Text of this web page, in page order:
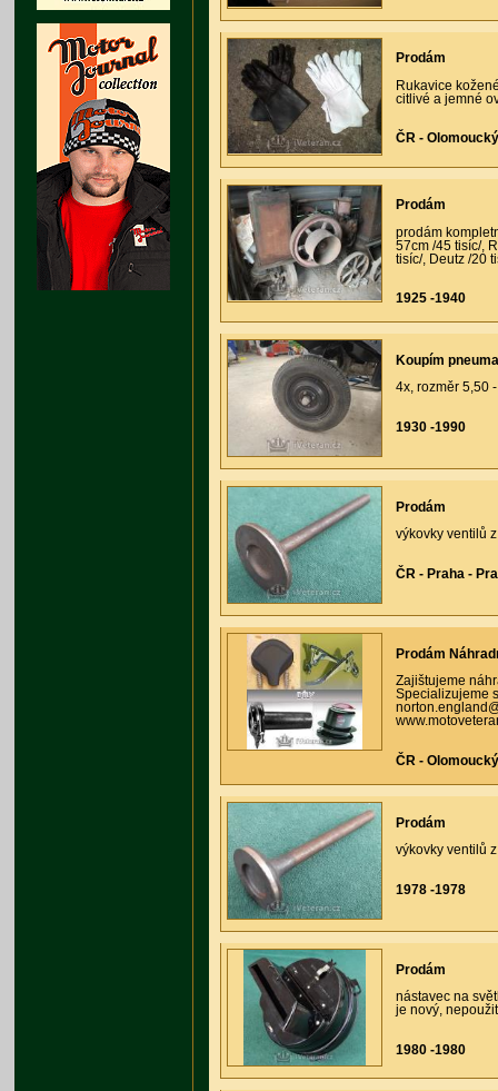
Prodám
Rukavice
citlivé a jemné
ČR -
Prodám
prodám
57cm /45 tisíc/,
tisíc/, Deutz /20
1925 -1940
Koupím
4x, rozměr 5,50
1930 -1990
Prodám
výkovky ventilů
ČR - Praha -
Prodám
Zajištujeme
Specializujeme
ČR -
Prodám
výkovky ventilů
1978 -1978
Prodám
nástavec na
je nový,
1980 -1980